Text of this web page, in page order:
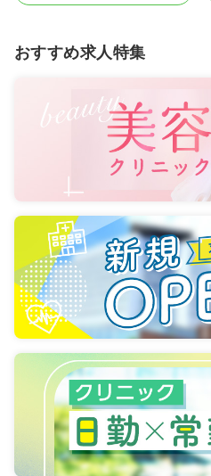
おすすめ求人特集